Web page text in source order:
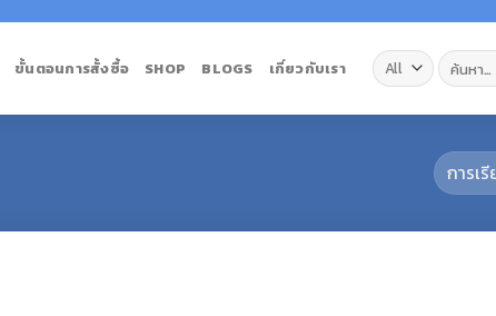
ขั้นตอนการสั้งซื้อ SHOP BLOGS เกี่ยวกับเรา ค้นหา: